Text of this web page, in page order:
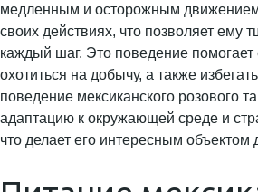
медленным и осторожным
своих действиях, что позволяет ему
каждый шаг. Это поведение
охотиться на добычу, а также
поведение мексиканского розового
адаптацию к окружающей среде и
что делает его интересным объектом